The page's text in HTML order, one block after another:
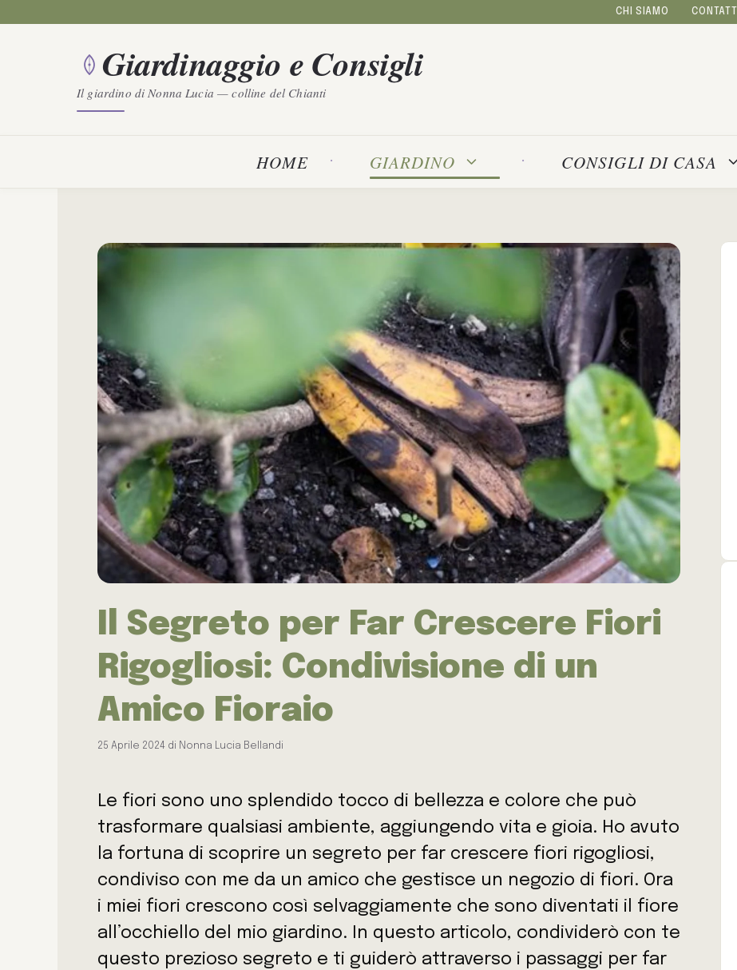
contenuto
CHI SIAMO CONTATTI
Giardinaggio e Consigli
Il giardino di Nonna Lucia — colline del Chianti
HOME GIARDINO CONSIGLI DI CASA
Il Segreto per Far Crescere Fiori
Rigogliosi: Condivisione di un
Amico Fioraio
25 Aprile 2024 di Nonna Lucia Bellandi
Le fiori sono uno splendido tocco di bellezza e colore che può
trasformare qualsiasi ambiente, aggiungendo vita e gioia. Ho avuto
la fortuna di scoprire un segreto per far crescere fiori rigogliosi,
condiviso con me da un amico che gestisce un negozio di fiori. Ora
i miei fiori crescono così selvaggiamente che sono diventati il fiore
all’occhiello del mio giardino. In questo articolo, condividerò con te
questo prezioso segreto e ti guiderò attraverso i passaggi per far